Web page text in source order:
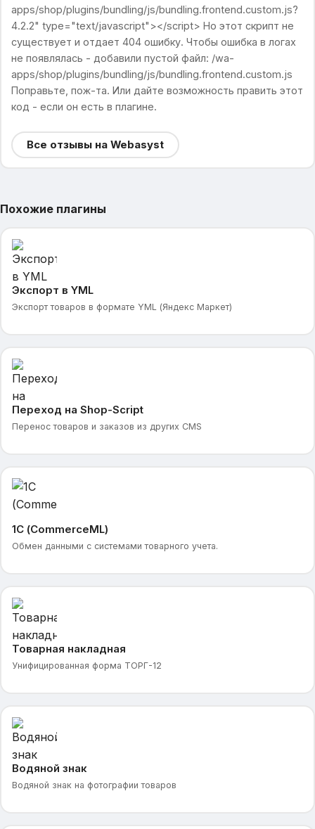
apps/shop/plugins/bundling/js/bundling.frontend.custom.js?
4.2.2" type="text/javascript"></script> Но этот скрипт не
существует и отдает 404 ошибку. Чтобы ошибка в логах
не появлялась - добавили пустой файл: /wa-
apps/shop/plugins/bundling/js/bundling.frontend.custom.js
Поправьте, пож-та. Или дайте возможность править этот
код - если он есть в плагине.
Все отзывы на Webasyst
Похожие плагины
Экспорт в YML
Экспорт товаров в формате YML (Яндекс Маркет)
Переход на Shop-Script
Перенос товаров и заказов из других CMS
1С (CommerceML)
Обмен данными с системами товарного учета.
Товарная накладная
Унифицированная форма ТОРГ-12
Водяной знак
Водяной знак на фотографии товаров